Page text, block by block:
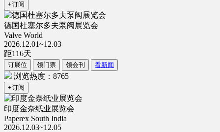
+订阅
德国杜塞尔多夫泵阀展览会
Valve World
2026.12.01~12.03
距116天
订展位 领门票 领会刊 看新闻
浏览热度：8765
+订阅
印度金奈纸业展览会
Paperex South India
2026.12.03~12.05